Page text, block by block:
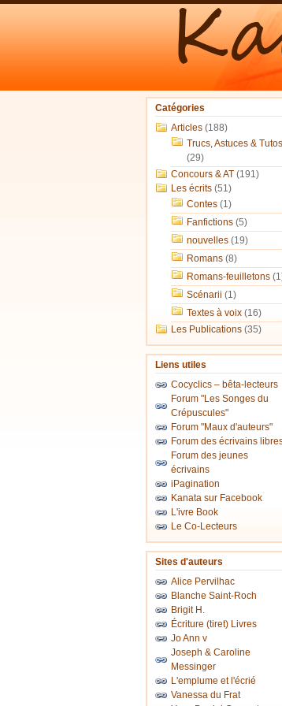
Catégories
Articles(188)
Trucs, Astuces & Tutos
(29)
Concours & AT(191)
Les écrits(51)
Contes(1)
Fanfictions(5)
nouvelles(19)
Romans(8)
Romans-feuilletons
Scénarii (1)
Textes à voix(16)
Les Publications(35)
Liens utiles
Cocyclics – bêta-lecteurs
Forum "Les Songes du
Crépuscules"
Forum "Maux d'auteurs"
Forum des écrivains
Forum des jeunes
écrivains
iPagination
Kanata sur Facebook
L'ivre Book
Le Co-Lecteurs
Sites d'auteurs
Alice Pervilhac
Blanche Saint-Roch
Brigit H.
Écriture (tiret) Livres
Jo Ann v
Joseph & Caroline
Messinger
L'emplume et l'écrié
Vanessa du Frat